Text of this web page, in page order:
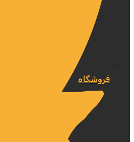
فروشگاه